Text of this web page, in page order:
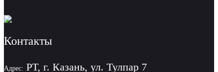
Контакты
Адрес: РТ, г. Казань, ул. Тулпар 7